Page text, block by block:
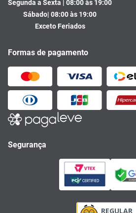
Segunda a Sexta | 08:00 às 19:00
Sábado| 08:00 às 19:00
Exceto Feriados
Formas de pagamento
Segurança